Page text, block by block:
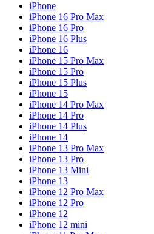
iPhone
iPhone 16 Pro Max
iPhone 16 Pro
iPhone 16 Plus
iPhone 16
iPhone 15 Pro Max
iPhone 15 Pro
iPhone 15 Plus
iPhone 15
iPhone 14 Pro Max
iPhone 14 Pro
iPhone 14 Plus
iPhone 14
iPhone 13 Pro Max
iPhone 13 Pro
iPhone 13 Mini
iPhone 13
iPhone 12 Pro Max
iPhone 12 Pro
iPhone 12
iPhone 12 mini